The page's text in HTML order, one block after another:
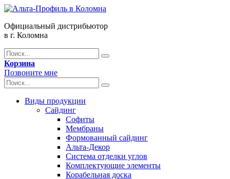
Официальный дистрибьютор
в г. Коломна
Корзина
Позвоните мне
Виды продукции
Сайдинг
Софиты
Мембраны
Формованный сайдинг
Альта-Декор
Система отделки углов
Комплектующие элементы
Корабельная доска